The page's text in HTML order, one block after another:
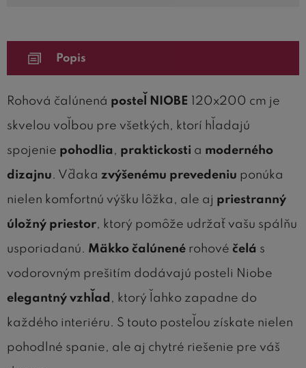
Popis
Rohová čalúnená posteľ NIOBE
120x200 cm je
skvelou voľbou pre všetkých, ktorí hľadajú
spojenie pohodlia , praktickosti a moderného
dizajnu. Vďaka zvýšenému prevedeniu ponúka
nielen komfortnú výšku lôžka, ale aj priestranný
úložný priestor, ktorý pomôže udržať vašu spálňu
usporiadanú. Mäkko čalúnené rohové čelá s
vodorovným prešitím dodávajú posteli Niobe
elegantný vzhľad , ktorý ľahko zapadne do
každého interiéru. S touto posteľou získate nielen
pohodlné spanie, ale aj chytré riešenie pre váš